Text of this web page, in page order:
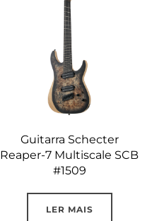
Guitarra Schecter
Reaper-7 Multiscale SCB
#1509
LER MAIS